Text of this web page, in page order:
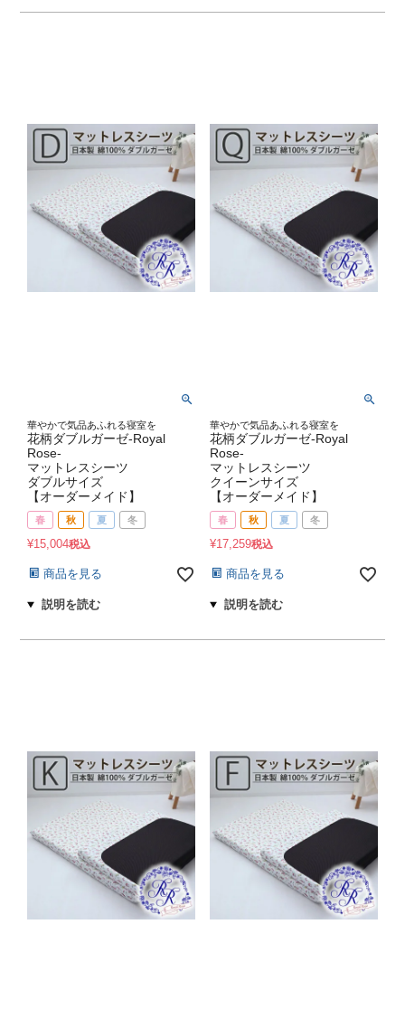
華やかで気品あふれる寝室を
花柄ダブルガーゼ-Royal
Rose-
マットレスシーツ
ダブルサイズ
【オーダーメイド】
春 秋 夏 冬
¥15,004税込
商品を見る
華やかで気品あふれる寝室を
花柄ダブルガーゼ-Royal
Rose-
マットレスシーツ
クイーンサイズ
【オーダーメイド】
春 秋 夏 冬
¥17,259税込
商品を見る